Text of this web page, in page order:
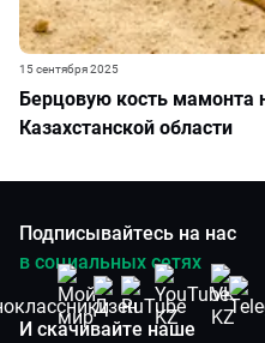
Берцовую кость мамонта
Казахстанской области
15 сентября 2025
Подписывайтесь на нас
в социальных сетях
И скачивайте наше